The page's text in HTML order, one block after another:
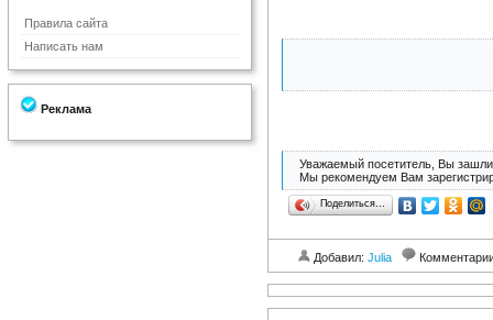
Правила сайта
Написать нам
Реклама
Уважаемый посетитель, Вы зашли
Мы рекомендуем Вам
Поделиться…
Добавил: Julia